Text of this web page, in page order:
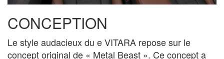
CONCEPTION
Le style audacieux du e VITARA repose sur le
concept original de « Metal Beast ». Ce concept a